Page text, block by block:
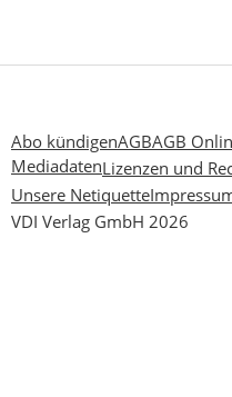
Abo kündigenAGBAGB
MediadatenLizenzen und
Unsere Netiquette
VDI Verlag GmbH 2026